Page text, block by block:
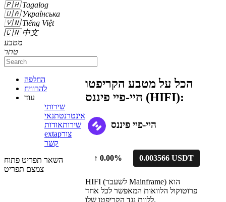
🇵🇭 Tagalog
🇺🇦 Українська
🇻🇳 Tiếng Việt
🇨🇳 中文
מטבע
טתר
החלפה
להרוויח
עוד
שירותי
אינטרנטתנאי
שירותאודות
extapצור
קשר
השאר תפריט פתוח
צמצם תפריט
הכל על מטבע הקריפטו
היי-פיי פיננס (HIFI):
היי-פיי פיננס
↑ 0.00% 0.003566 USDT
HIFI (לשעבר Mainframe) הוא
פרוטוקול הלוואות המאפשר לכל אחד
ללוות נגד הקריפטו שלו.